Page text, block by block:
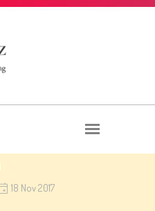
Menü überspringen
18 Nov 2017